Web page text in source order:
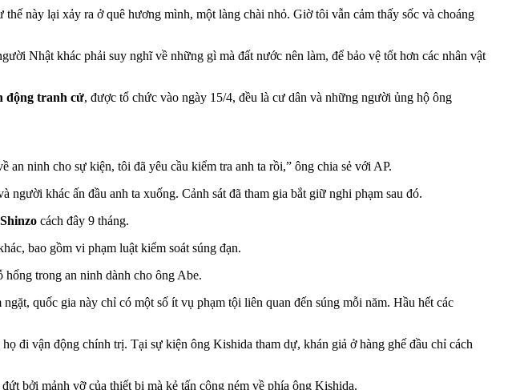
này lại xảy ra ở quê hương mình, một làng chài nhỏ. Giờ tôi vẫn cảm thấy sốc và choáng
Nhật khác phải suy nghĩ về những gì mà đất nước nên làm, để bảo vệ tốt hơn các nhân vật
động tranh cử, được tổ chức vào ngày 15/4, đều là cư dân và những người ủng hộ ông
ninh cho sự kiện, tôi đã yêu cầu kiểm tra anh ta rồi,” ông chia sẻ với AP.
khác ấn đầu anh ta xuống. Cảnh sát đã tham gia bắt giữ nghi phạm sau đó.
cách đây 9 tháng.
bao gồm vi phạm luật kiểm soát súng đạn.
hổng trong an ninh dành cho ông Abe.
quốc gia này chỉ có một số ít vụ phạm tội liên quan đến súng mỗi năm. Hầu hết các
đi vận động chính trị. Tại sự kiện ông Kishida tham dự, khán giả ở hàng ghế đầu chỉ cách
bởi mảnh vỡ của thiết bị mà kẻ tấn công ném về phía ông Kishida.